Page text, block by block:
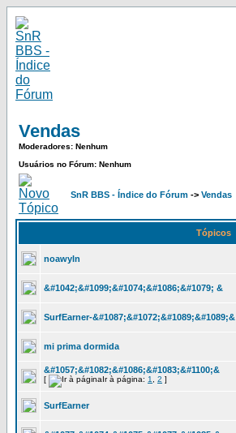
Vendas
Moderadores: Nenhum
Usuários no Fórum: Nenhum
SnR BBS - Índice do Fórum -> Vendas
Tópicos
noawyln
&#1042;&#1099;&#1074;&#1086;&#1079; &
SurfEarner-&#1087;&#1072;&#1089;&#1089;&
mi prima dormida
&#1057;&#1082;&#1086;&#1083;&#1100;&
[ Ir à página: 1 2 ]
SurfEarner